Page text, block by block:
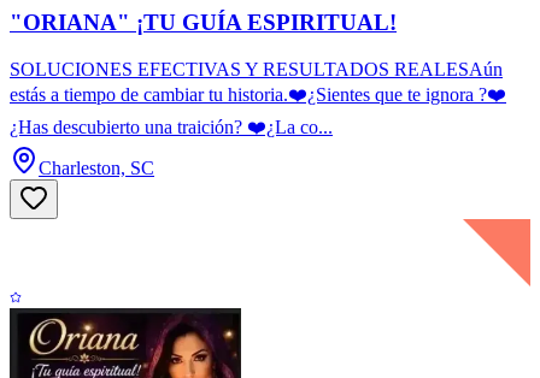
"ORIANA" ¡TU GUÍA ESPIRITUAL!
SOLUCIONES EFECTIVAS Y RESULTADOS REALESAún
estás a tiempo de cambiar tu historia.❤️¿Sientes que te ignora ?❤️
¿Has descubierto una traición? ❤️¿La co...
Charleston, SC